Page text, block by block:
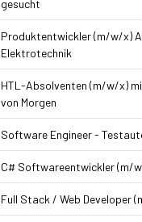
gesucht
Produkt­entwickler (m/w/x)
Elektrotechnik
HTL-Absolventen (m/w/x)
von Morgen
Software Engineer -
C# Softwareentwickler (m/
Full Stack / Web Developer